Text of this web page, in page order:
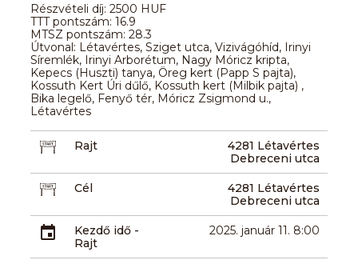
Részvételi díj: 2500 HUF
TTT pontszám: 16.9
MTSZ pontszám: 28.3
Útvonal: Létavértes, Sziget utca, Vizivágóhíd, Irinyi
Síremlék, Irinyi Arborétum, Nagy Móricz kripta,
Kepecs (Huszti) tanya, Öreg kert (Papp S pajta),
Kossuth Kert Úri dűlő, Kossuth kert (Milbik pajta) ,
Bika legelő, Fenyő tér, Móricz Zsigmond u.,
Létavértes
Rajt
4281 Létavértes
Debreceni utca
Cél
4281 Létavértes
Debreceni utca
Kezdő idő -
Rajt
2025. január 11. 8:00